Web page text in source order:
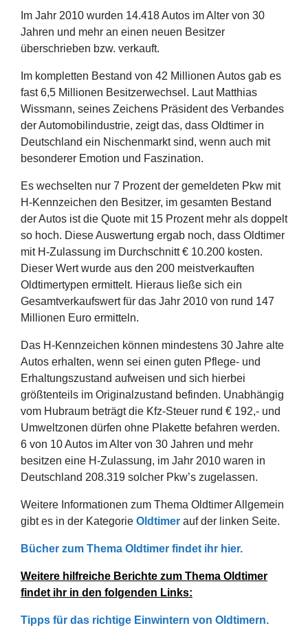
Im Jahr 2010 wurden 14.418 Autos im Alter von 30
Jahren und mehr an einen neuen Besitzer
überschrieben bzw. verkauft.
Im kompletten Bestand von 42 Millionen Autos gab es
fast 6,5 Millionen Besitzerwechsel. Laut Matthias
Wissmann, seines Zeichens Präsident des Verbandes
der Automobilindustrie, zeigt das, dass Oldtimer in
Deutschland ein Nischenmarkt sind, wenn auch mit
besonderer Emotion und Faszination.
Es wechselten nur 7 Prozent der gemeldeten Pkw mit
H-Kennzeichen den Besitzer, im gesamten Bestand
der Autos ist die Quote mit 15 Prozent mehr als doppelt
so hoch. Diese Auswertung ergab noch, dass Oldtimer
mit H-Zulassung im Durchschnitt € 10.200 kosten.
Dieser Wert wurde aus den 200 meistverkauften
Oldtimertypen ermittelt. Hieraus ließe sich ein
Gesamtverkaufswert für das Jahr 2010 von rund 147
Millionen Euro ermitteln.
Das H-Kennzeichen können mindestens 30 Jahre alte
Autos erhalten, wenn sei einen guten Pflege- und
Erhaltungszustand aufweisen und sich hierbei
größtenteils im Originalzustand befinden. Unabhängig
vom Hubraum beträgt die Kfz-Steuer rund € 192,- und
Umweltzonen dürfen ohne Plakette befahren werden.
6 von 10 Autos im Alter von 30 Jahren und mehr
besitzen eine H-Zulassung, im Jahr 2010 waren in
Deutschland 208.319 solcher Pkw’s zugelassen.
Weitere Informationen zum Thema Oldtimer Allgemein
gibt es in der Kategorie Oldtimer auf der linken Seite.
Bücher zum Thema Oldtimer findet ihr hier.
Weitere hilfreiche Berichte zum Thema Oldtimer
findet ihr in den folgenden Links:
Tipps für das richtige Einwintern von Oldtimern.